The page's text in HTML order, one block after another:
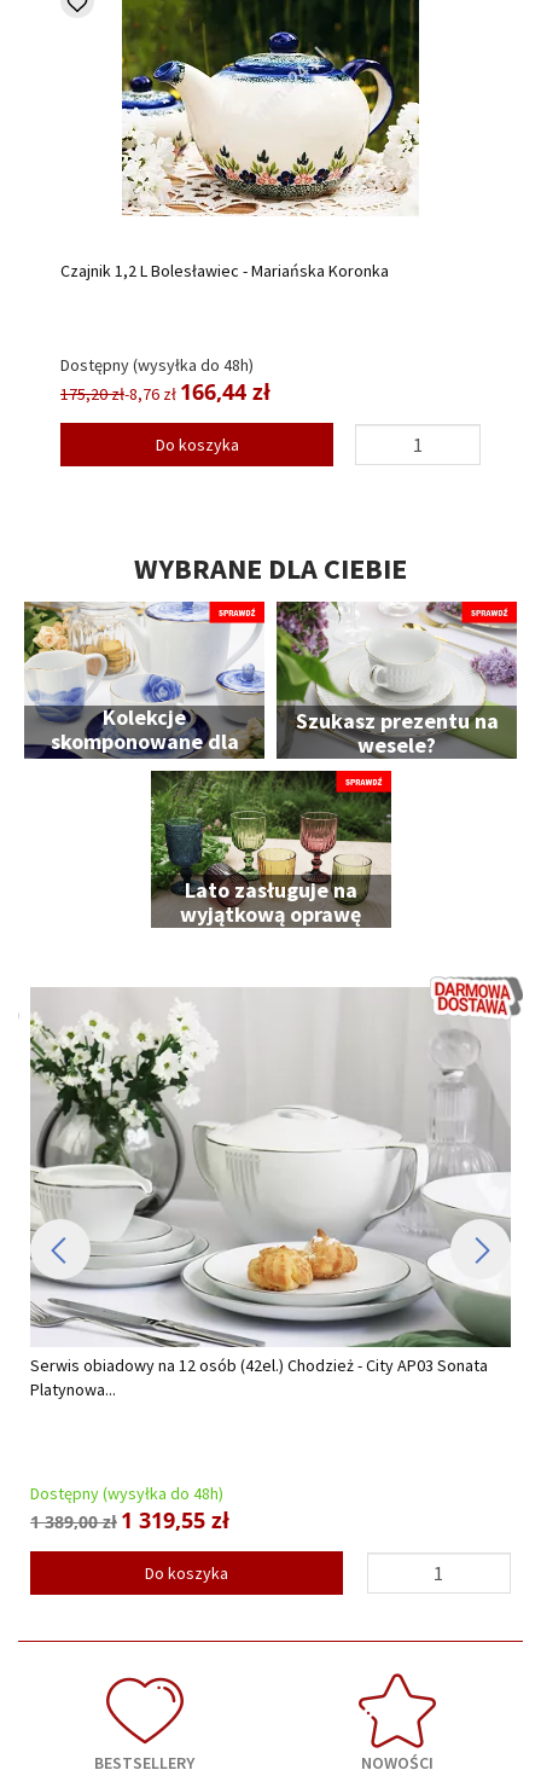
Czajnik 1,2 L Bolesławiec - Mariańska Koronka
Dostępny (wysyłka do 48h)
175,20 zł-8,76 zł 166,44 zł
Do koszyka
WYBRANE DLA CIEBIE
Kolekcje
skomponowane dla
Ciebie
Szukasz prezentu na
wesele?
Lato zasługuje na
wyjątkową oprawę
Serwis obiadowy na 12 osób (42el.) Chodzież - City AP03 Sonata
Platynowa...
Dostępny (wysyłka do 48h)
1 389,00 zł 1 319,55 zł
Do koszyka
BESTSELLERY NOWOŚCI